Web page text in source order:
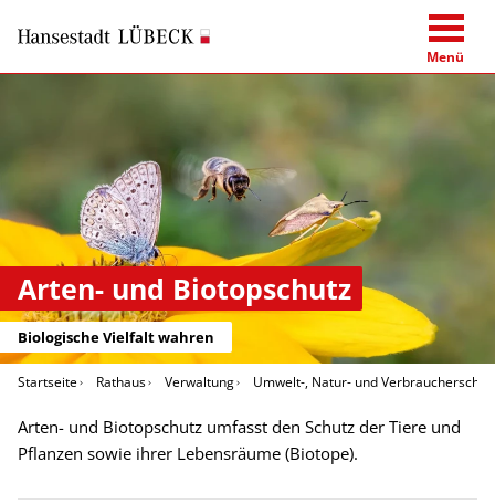
Menü
Arten- und Biotopschutz
Biologische Vielfalt wahren
Startseite Rathaus Verwaltung Umwelt-, Natur- und
Arten- und Biotopschutz umfasst den Schutz der Tiere und
Pflanzen sowie ihrer Lebensräume (Biotope).